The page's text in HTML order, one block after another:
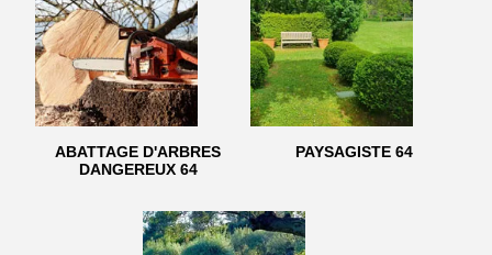
ABATTAGE D'ARBRES
DANGEREUX 64
PAYSAGISTE 64